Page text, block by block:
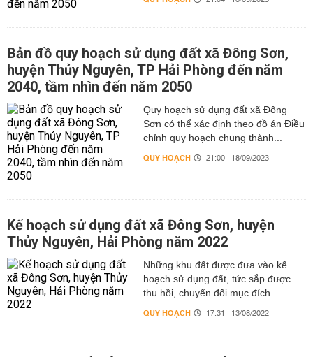
Bản đồ quy hoạch sử dụng đất xã Đông Sơn,
huyện Thủy Nguyên, TP Hải Phòng đến năm
2040, tầm nhìn đến năm 2050
Quy hoạch sử dụng đất xã Đông
Sơn có thể xác định theo đồ án Điều
chỉnh quy hoạch chung thành...
QUY HOẠCH 21:00 | 18/09/2023
Kế hoạch sử dụng đất xã Đông Sơn, huyện
Thủy Nguyên, Hải Phòng năm 2022
Những khu đất được đưa vào kế
hoạch sử dụng đất, tức sắp được
thu hồi, chuyển đổi mục đích...
QUY HOẠCH 17:31 | 13/08/2022